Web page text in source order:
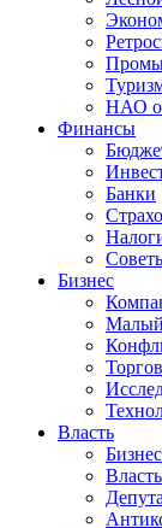
НАО
Финансы
Банки
Бизнес
Малый
Власть